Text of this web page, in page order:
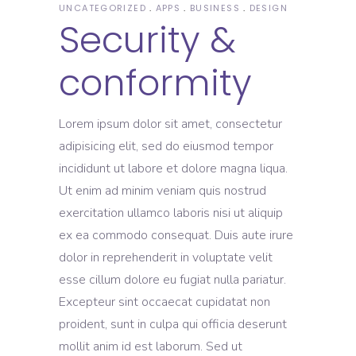
UNCATEGORIZED APPS BUSINESS DESIGN
Security &
conformity
Lorem ipsum dolor sit amet, consectetur
adipisicing elit, sed do eiusmod tempor
incididunt ut labore et dolore magna liqua.
Ut enim ad minim veniam quis nostrud
exercitation ullamco laboris nisi ut aliquip
ex ea commodo consequat. Duis aute irure
dolor in reprehenderit in voluptate velit
esse cillum dolore eu fugiat nulla pariatur.
Excepteur sint occaecat cupidatat non
proident, sunt in culpa qui officia deserunt
mollit anim id est laborum. Sed ut